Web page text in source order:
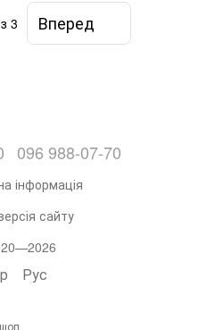
з 3 Вперед
096 988-07-70
інформація
сайту
Рус